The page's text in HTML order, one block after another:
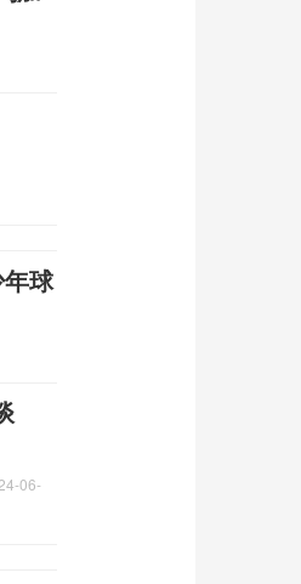
球
06-